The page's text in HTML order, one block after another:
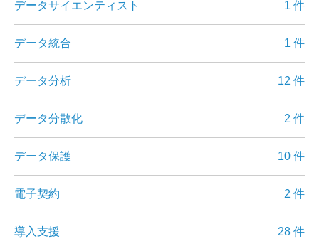
データサイエンティスト 1 件
データ統合 1 件
データ分析 12 件
データ分散化 2 件
データ保護 10 件
電子契約 2 件
導入支援 28 件